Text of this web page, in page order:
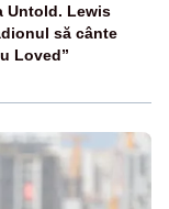
Untold. Lewis
să cânte
Loved”